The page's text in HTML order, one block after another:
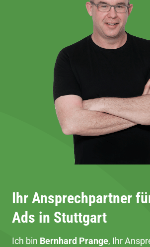
Ihr Ansprechpartner
Ads in Stuttgart
Ich bin Bernhard Prange, Ihr